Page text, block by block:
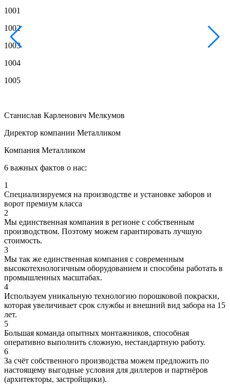
1001
1002
1003
1004
1005
Станислав Карленович Мелкумов
Директор компании Металликом
Компания Металликом
6 важных фактов о нас:
1
Специализируемся на производстве и установке заборов и
ворот премиум класса
2
Мы единственная компания в регионе с собственным
производством. Поэтому можем гарантировать лучшую
стоимость.
3
Мы так же единственная компания с современным
высокотехнологичным оборудованием и способны работать в
промышленных масштабах.
4
Используем уникальную технологию порошковой покраски,
которая увеличивает срок службы и внешний вид забора на 15
лет.
5
Большая команда опытных монтажников, способная
оперативно выполнить сложную, нестандартную работу.
6
За счёт собственного производства можем предложить по
настоящему выгодные условия для диллеров и партнёров
(архитекторы, застройщики).